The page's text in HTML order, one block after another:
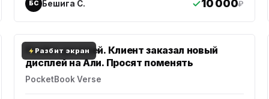
БС Бешига С. 10 000₽
Разбит экран
Разбит дисплей. Клиент заказал новый
дисплей на Али. Просят поменять
PocketBook Verse